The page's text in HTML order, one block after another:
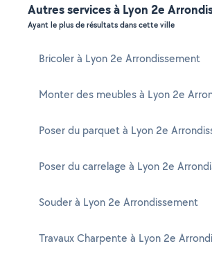
Autres services à Lyon 2e
Ayant le plus de résultats dans cette ville
Bricoler à Lyon 2e Arrondissement
Monter des meubles à Lyon 2e
Poser du parquet à Lyon 2e
Poser du carrelage à Lyon 2e
Souder à Lyon 2e Arrondissement
Travaux Charpente à Lyon 2e